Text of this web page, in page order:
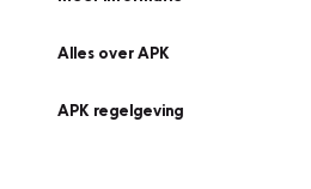
Alles over APK
APK regelgeving